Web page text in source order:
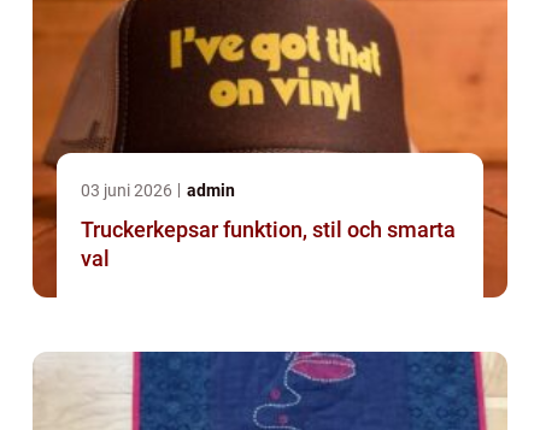
03 juni 2026 admin
Truckerkepsar funktion, stil och smarta
val